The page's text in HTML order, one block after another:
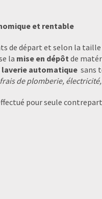
et rentable
de départ et selon la
la mise en dépôt de
laverie automatique sans
de plomberie,
pour seule